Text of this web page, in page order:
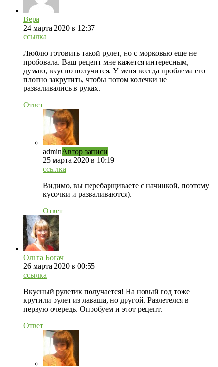
Вера
24 марта 2020 в 12:37
ссылка
Люблю готовить такой рулет, но с морковью еще не
пробовала. Ваш рецепт мне кажется интересным,
думаю, вкусно получится. У меня всегда проблема его
плотно закрутить, чтобы потом колечки не
разваливались в руках.
Ответ
adminАвтор записи
25 марта 2020 в 10:19
ссылка
Видимо, вы перебарщиваете с начинкой, поэтому
кусочки и разваливаются).
Ответ
Ольга Богач
26 марта 2020 в 00:55
ссылка
Вкусный рулетик получается! На новый год тоже
крутили рулет из лаваша, но другой. Разлетелся в
первую очередь. Опробуем и этот рецепт.
Ответ